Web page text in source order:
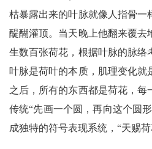
枯暴露出来的叶脉就像人指骨一
醍醐灌顶。当天晚上他翻来覆去
生数百张荷花，根据叶脉的脉络
叶脉是荷叶的本质，肌理变化就
之后，所有的东西都是荷花，每
传统“先画一个圆，再向这个圆
成独特的符号表现系统，“天赐荷